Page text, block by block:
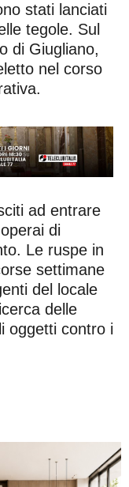
stati lanciati
tegole. Sul
di Giugliano,
nel corso
ad entrare
di
Le ruspe in
settimane
del locale
delle
oggetti contro i